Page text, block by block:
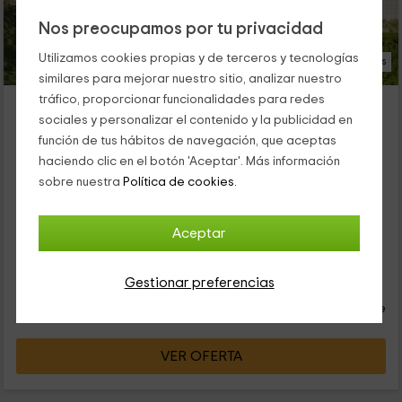
Nos preocupamos por tu privacidad
Utilizamos cookies propias y de terceros y tecnologías
similares para mejorar nuestro sitio, analizar nuestro
tráfico, proporcionar funcionalidades para redes
sociales y personalizar el contenido y la publicidad en
función de tus hábitos de navegación, que aceptas
haciendo clic en el botón 'Aceptar'. Más información
sobre nuestra Política de cookies.
Aceptar
Gestionar preferencias
25 Fotos
Gite Jardin d'Arcy- Bungalows
Bois, Charente Marítimo
0 opiniones
2 habitaciones
Nuestro complejo de alojamiento le lleva a una encantadora
región de Charente-Maritime, completamente rodeada de
con capacidad para 2 personas y ambas están ubicadas
dentro de una propiedad de la que podrá beneficiarse de
Reserva inmediata
persona y noche
VER OFERTA